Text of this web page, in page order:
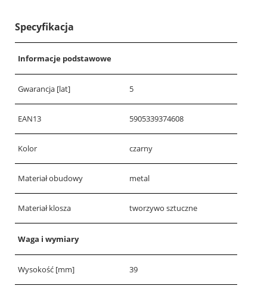
Specyfikacja
Informacje podstawowe
Gwarancja [lat] 5
EAN13 5905339374608
Kolor czarny
Materiał obudowy metal
Materiał klosza tworzywo sztuczne
Waga i wymiary
Wysokość [mm] 39